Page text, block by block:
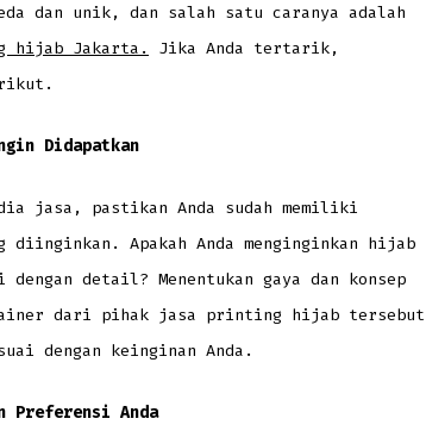
dan unik, dan salah satu caranya adalah
hijab Jakarta.
Jika Anda tertarik,
Didapatkan
jasa, pastikan Anda sudah memiliki
diinginkan. Apakah Anda menginginkan hijab
detail? Menentukan gaya dan konsep
dari pihak jasa printing hijab tersebut
dengan keinginan Anda.
Preferensi Anda